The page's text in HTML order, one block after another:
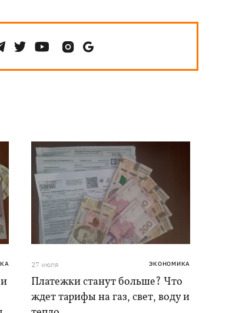
27 июля ЭКОНОМИКА
Платежки станут больше? Что
ждет тарифы на газ, свет, воду и